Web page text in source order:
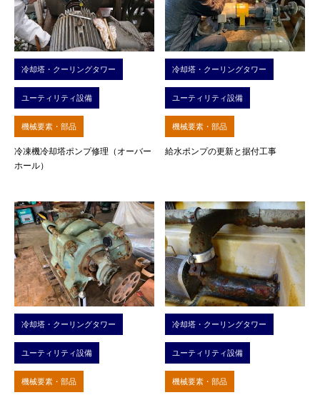
冷却塔・クーリングタワー
ユーティリティ設備
機械要素・部品
冷凍機冷却塔ポンプ修理（オーバー
ホール）
冷却塔・クーリングタワー
ユーティリティ設備
機械要素・部品
給水ポンプの更新と据付工事
冷却塔・クーリングタワー
ユーティリティ設備
機械要素・部品
冷却塔・クーリングタワー
ユーティリティ設備
機械要素・部品